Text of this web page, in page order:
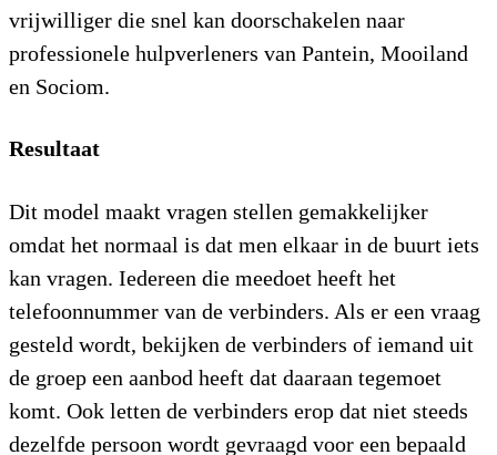
vrijwilliger die snel kan doorschakelen naar
professionele hulpverleners van Pantein, Mooiland
en Sociom.
Resultaat
Dit model maakt vragen stellen gemakkelijker
omdat het normaal is dat men elkaar in de buurt iets
kan vragen. Iedereen die meedoet heeft het
telefoonnummer van de verbinders. Als er een vraag
gesteld wordt, bekijken de verbinders of iemand uit
de groep een aanbod heeft dat daaraan tegemoet
komt. Ook letten de verbinders erop dat niet steeds
dezelfde persoon wordt gevraagd voor een bepaald